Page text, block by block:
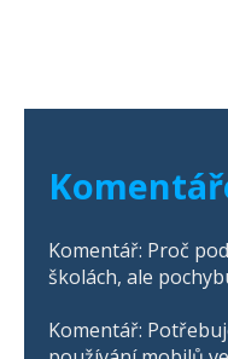
Komentář: Proč
školách, ale
Komentář: